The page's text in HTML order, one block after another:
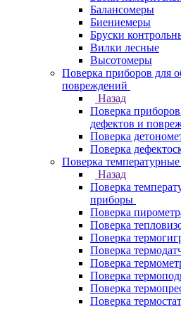
Балансомеры
Биениемеры
Бруски
Вилки лесные
Высотомеры
Поверка приборов для
повреждений
Назад
Поверка
дефектов и
Поверка
Поверка
Поверка
Назад
Поверка
приборы
Поверка
Поверка
Поверка
Поверка
Поверка
Поверка
Поверка
Поверка